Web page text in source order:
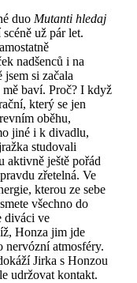
duo Mutanti hledaj
už pár let.
nadšenců i na
si začala
mě baví. Proč? I když
který se jen
oběhu,
jiné i k divadlu,
studovali
aktivně ještě pořád
zřetelná. Ve
kterou ze sebe
všechno do
diváci ve
Honza jim jde
nervózní atmosféry.
Jirka s Honzou
udržovat kontakt.